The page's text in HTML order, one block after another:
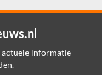
informatie